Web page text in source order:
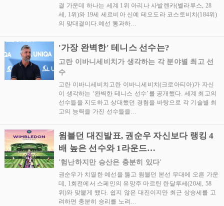
결 가운데 하나는 세계 1위 아리나 사발렌카(벨라루스, 28
세, 1위)와 19세 세르비아 신예 테오도라 코스토비치(184위)
의 맞대결이다.예선 통과하…
'가장 완벽한' 테니스 선수는?
고란 이바니세비치가 생각하는 각 분야별 최고 선
수
고란 이바니세비치고란 이바니세비치(크로아티아)가 자신
이 생각하는 ‘완벽한 테니스 선수’를 공개했다. 세계 최고의
선수들을 지도하고 상대했던 경험을 바탕으로 각 기술별 최
고의 능력을 가진 선수들을…
윔블던 대진발표, 권순우 자신보다 랭킹 4
배 높은 선수와 1라운드…
'험난하지만 승산은 충분히 있다'
권순우가 치열한 예선을 뚫고 윔블던 본선 무대에 오른 가운
데, 1회전에서 스페인의 유망주 마르틴 란달루세(20세, 58
위)와 맞붙게 됐다. 쉽지 않은 대진이지만 최근 상승세를 고
려하면 충분히 승리를 노려…